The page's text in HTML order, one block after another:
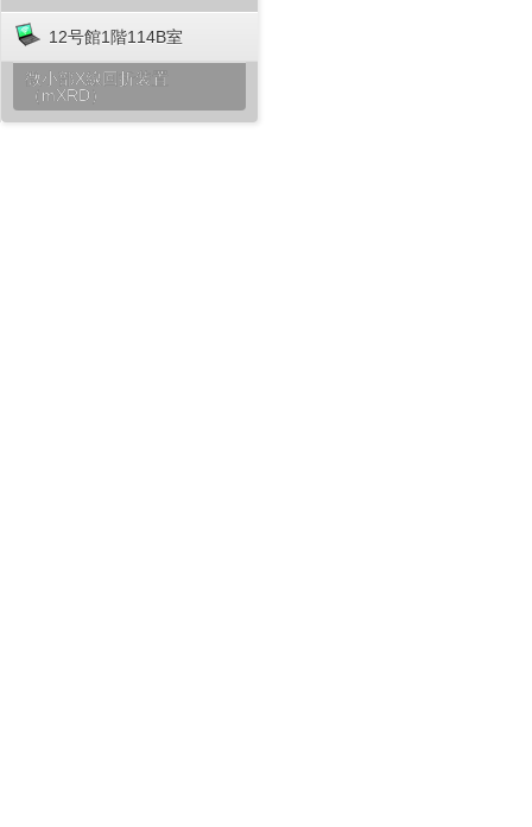
12号館1階114B室
微小部X線回折装置
（mXRD）